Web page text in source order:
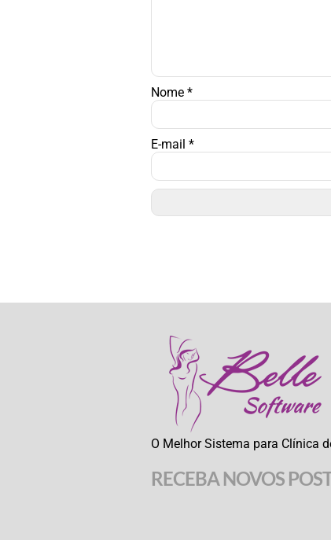
Nome *
E-mail *
O Melhor Sistema para Clínica
RECEBA NOVOS